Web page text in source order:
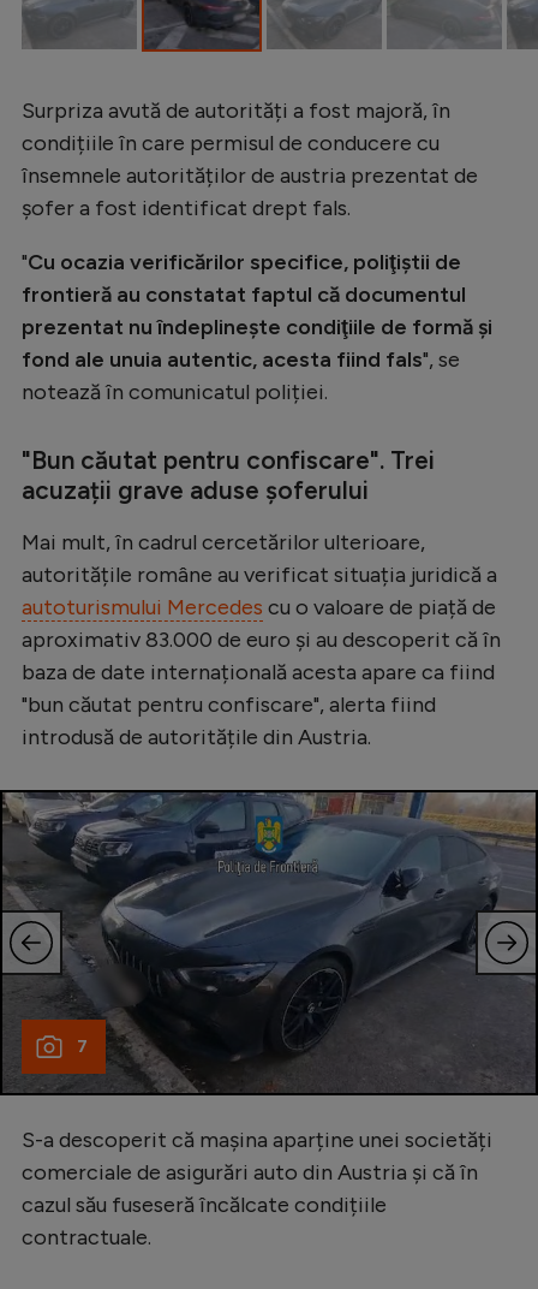
JO 2024
Creează cont
Surpriza avută de autorități a fost majoră, în
condițiile în care permisul de conducere cu
însemnele autorităților de austria prezentat de
șofer a fost identificat drept fals.
"Cu ocazia verificărilor specifice, poliţiştii de
frontieră au constatat faptul că documentul
prezentat nu îndeplineşte condiţiile de formă şi
fond ale unuia autentic, acesta fiind fals", se
notează în comunicatul poliției.
"Bun căutat pentru confiscare". Trei
acuzații grave aduse șoferului
Mai mult, în cadrul cercetărilor ulterioare,
autoritățile române au verificat situația juridică a
autoturismului Mercedes cu o valoare de piață de
aproximativ 83.000 de euro și au descoperit că în
baza de date internațională acesta apare ca fiind
"bun căutat pentru confiscare", alerta fiind
introdusă de autoritățile din Austria.
7
S-a descoperit că mașina aparține unei societăți
comerciale de asigurări auto din Austria și că în
cazul său fuseseră încălcate condițiile
contractuale.